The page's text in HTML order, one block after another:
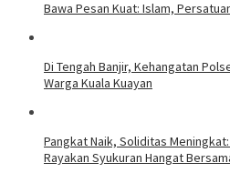
Bawa Pesan Kuat: Islam,
Di Tengah Banjir, Kehangatan
Warga Kuala Kuayan
Pangkat Naik, Soliditas
Rayakan Syukuran Hangat